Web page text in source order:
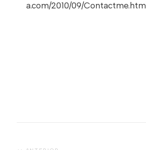
a.com/2010/09/Contactme.html